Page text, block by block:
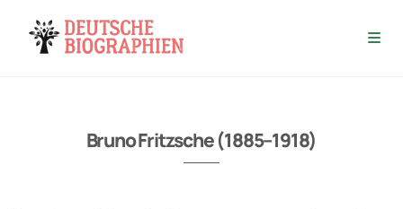
Bruno Fritzsche (1885–1918)